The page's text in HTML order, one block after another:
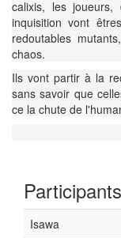
calixis, les
inquisition vont
redoutables
chaos.
Ils vont partir à la
sans savoir que
ce la chute de
Participants
Isawa